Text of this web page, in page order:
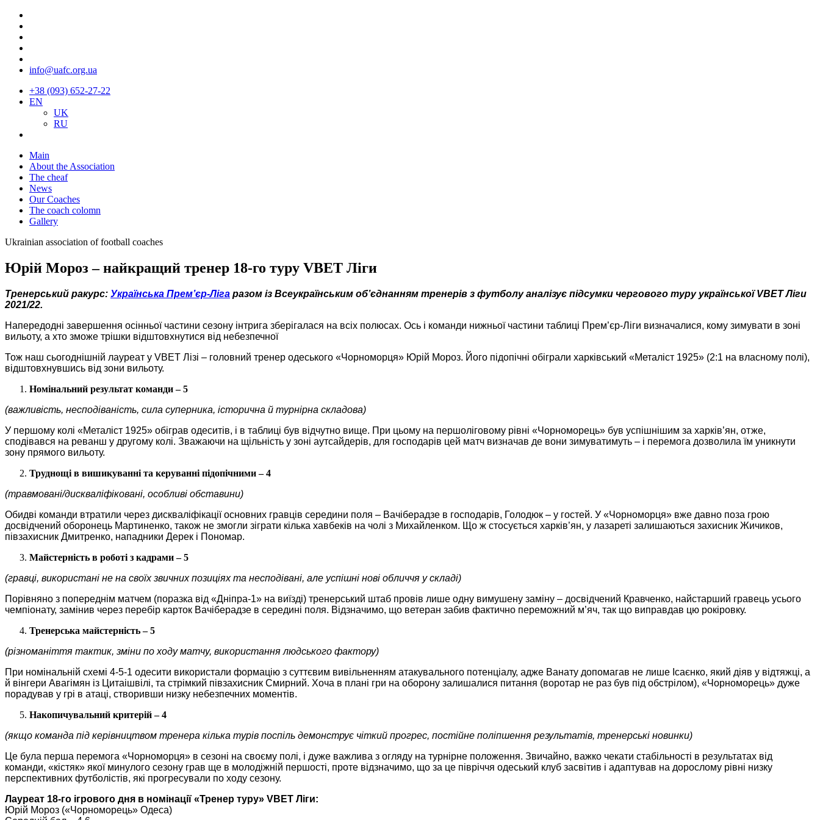
info@uafc.org.ua
+38 (093) 652-27-22
EN
UK
RU
Main
About the Association
The cheaf
News
Our Coaches
The coach colomn
Gallery
Ukrainian association of football coaches
Юрій Мороз – найкращий тренер 18-го туру VBET Ліги
Тренерський ракурс: Українська Прем’єр-Ліга разом із Всеукраїнським об’єднанням тренерів з футболу аналізує підсумки чергового туру української VBET Ліги
2021/22.
Напередодні завершення осінньої частини сезону інтрига зберігалася на всіх полюсах. Ось і команди нижньої частини таблиці Прем’єр-Ліги визначалися, кому зимувати в зоні
вильоту, а хто зможе трішки відштовхнутися від небезпечної
Тож наш сьогоднішній лауреат у VBET Лізі – головний тренер одеського «Чорноморця» Юрій Мороз. Його підопічні обіграли харківський «Металіст 1925» (2:1 на власному полі),
відштовхнувшись від зони вильоту.
Номінальний результат команди – 5
(важливість, несподіваність, сила суперника, історична й турнірна складова)
У першому колі «Металіст 1925» обіграв одеситів, і в таблиці був відчутно вище. При цьому на першоліговому рівні «Чорноморець» був успішнішим за харків’ян, отже,
сподівався на реванш у другому колі. Зважаючи на щільність у зоні аутсайдерів, для господарів цей матч визначав де вони зимуватимуть – і перемога дозволила їм уникнути
зону прямого вильоту.
Труднощі в вишикуванні та керуванні підопічними – 4
(травмовані/дискваліфіковані, особливі обставини)
Обидві команди втратили через дискваліфікації основних гравців середини поля ‒ Вачіберадзе в господарів, Голодюк – у гостей. У «Чорноморця» вже давно поза грою
досвідчений оборонець Мартиненко, також не змогли зіграти кілька хавбеків на чолі з Михайленком. Що ж стосується харків’ян, у лазареті залишаються захисник Жичиков,
півзахисник Дмитренко, нападники Дерек і Пономар.
Майстерність в роботі з кадрами – 5
(гравці, використані не на своїх звичних позиціях та несподівані, але успішні нові обличчя у складі)
Порівняно з попереднім матчем (поразка від «Дніпра-1» на виїзді) тренерський штаб провів лише одну вимушену заміну – досвідчений Кравченко, найстарший гравець усього
чемпіонату, замінив через перебір карток Вачіберадзе в середині поля. Відзначимо, що ветеран забив фактично переможний м’яч, так що виправдав цю рокіровку.
Тренерська майстерність – 5
(різноманіття тактик, зміни по ходу матчу, використання людського фактору)
При номінальній схемі 4-5-1 одесити використали формацію з суттєвим вивільненням атакувального потенціалу, адже Ванату допомагав не лише Ісаєнко, який діяв у відтяжці, а
й вінгери Авагімян із Цитаішвілі, та стрімкий півзахисник Смирний. Хоча в плані гри на оборону залишалися питання (воротар не раз був під обстрілом), «Чорноморець» дуже
порадував у грі в атаці, створивши низку небезпечних моментів.
Накопичувальний критерій – 4
(якщо команда під керівництвом тренера кілька турів поспіль демонструє чіткий прогрес, постійне поліпшення результатів, тренерські новинки)
Це була перша перемога «Чорноморця» в сезоні на своєму полі, і дуже важлива з огляду на турнірне положення. Звичайно, важко чекати стабільності в результатах від
команди, «кістяк» якої минулого сезону грав ще в молодіжній першості, проте відзначимо, що за це півріччя одеський клуб засвітив і адаптував на дорослому рівні низку
перспективних футболістів, які прогресували по ходу сезону.
Лауреат 18-го ігрового дня в номінації «Тренер туру» VBET Ліги:
Юрій Мороз («Чорноморець» Одеса)